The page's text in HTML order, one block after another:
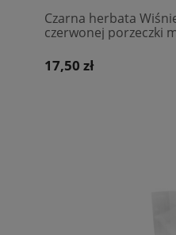
Czarna herbata
czerwonej porzeczki
17,50 zł